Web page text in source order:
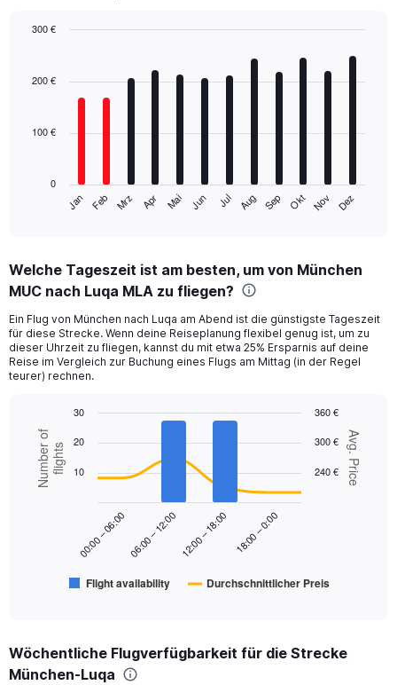
with
The
Range:
12
The
chart
has
1
displaying
values.
Range:
Jan Feb Mrz Apr Mai Jun Jul Aug Sep Okt Nov Dez
0
100 €
200 €
300 €
Welche Tageszeit ist am besten, um von München
MUC nach Luqa MLA zu fliegen?
Ein Flug von München nach Luqa am Abend ist die günstigste Tageszeit
für diese Strecke. Wenn deine Reiseplanung flexibel genug ist, um zu
dieser Uhrzeit zu fliegen, kannst du mit etwa 25% Ersparnis auf deine
Reise im Vergleich zur Buchung eines Flugs am Mittag (in der Regel
teurer) rechnen.
Combination
chart
with
data
categories.
Range:
Chart
graphic.
Avg. Price
Number offlights
Flight availability Durchschnittlicher Preis
00:00 – 06:00 06:00 – 12:00 12:00 – 18:00 18:00 – 0:00
240 €
300 €
360 €
10
20
30
Wöchentliche Flugverfügbarkeit für die Strecke
München-Luqa